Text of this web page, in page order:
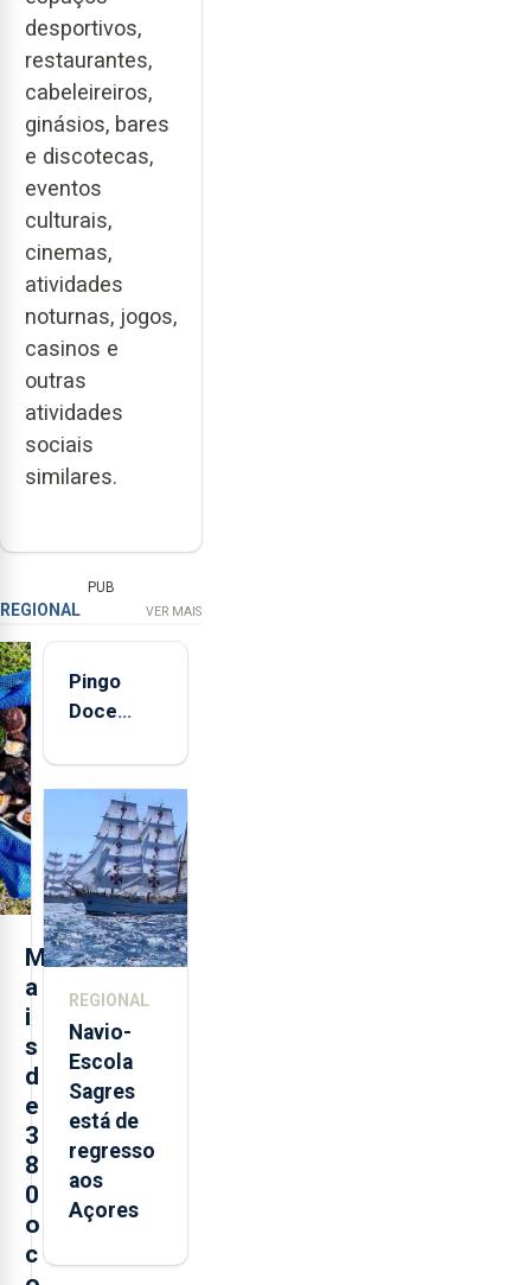
desportivos,
restaurantes,
cabeleireiros,
ginásios, bares
e discotecas,
eventos
culturais,
cinemas,
atividades
noturnas, jogos,
casinos e
outras
atividades
sociais
similares.
PUB
REGIONAL VER MAIS
M
a
i
s
d
e
3
8
0
o
c
Pingo
Doce
quinta-
feira nova
loja em
São
Sebastião
e cria 30
postos de
REGIONAL
Navio-
Escola
Sagres
está de
regresso
aos
Açores